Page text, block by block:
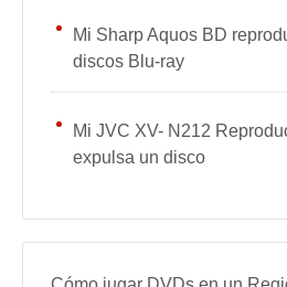
Mi Sharp Aquos BD
discos Blu-ray
Mi JVC XV- N212
expulsa un disco